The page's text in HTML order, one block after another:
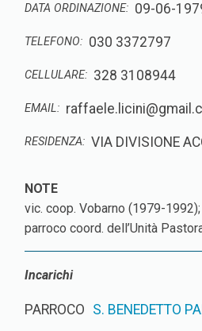
DATA ORDINAZIONE: 09-06-
TELEFONO: 030 3372797
CELLULARE: 328 3108944
EMAIL:
RESIDENZA: VIA DIVISIONE
vic. coop. Vobarno (­1979-
parroco coord. dell’Unità
Incarichi
PARROCO S. BENEDETTO